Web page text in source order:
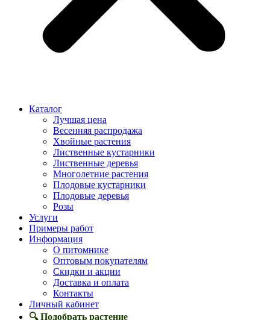
Каталог
Лучшая цена
Весенняя распродажа
Хвойные растения
Лиственные кустарники
Лиственные деревья
Многолетние растения
Плодовые кустарники
Плодовые деревья
Розы
Услуги
Примеры работ
Информация
О питомнике
Оптовым покупателям
Скидки и акции
Доставка и оплата
Контакты
Личный кабинет
🔍 Подобрать растение